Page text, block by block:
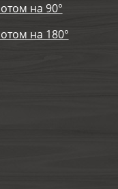
на 90°
на 180°